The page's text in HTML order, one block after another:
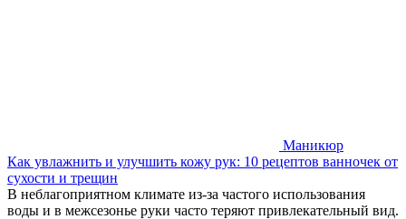
Маникюр
Как увлажнить и улучшить кожу рук: 10 рецептов ванночек от
сухости и трещин
В неблагоприятном климате из-за частого использования
воды и в межсезонье руки часто теряют привлекательный вид.